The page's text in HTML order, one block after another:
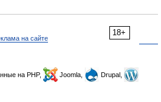
18+
на сайте
на PHP, Joomla,
Drupal,